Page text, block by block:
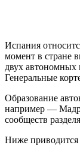
Испания
момент в стране
двух автономных
Генеральные
Образование
например —
сообществ
Ниже приводится